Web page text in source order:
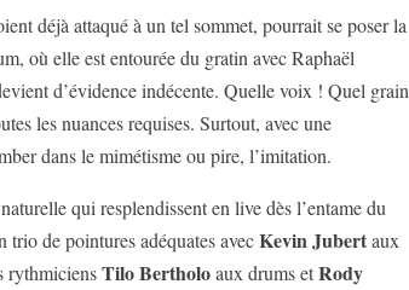
déjà attaqué à un tel sommet, pourrait se poser la
où elle est entourée du gratin avec Raphaël
d’évidence indécente. Quelle voix ! Quel grain
les nuances requises. Surtout, avec une
dans le mimétisme ou pire, l’imitation.
qui resplendissent en live dès l’entame du
trio de pointures adéquates avecKevin Jubertaux
rythmiciensTilo Bertholoaux drums etRody